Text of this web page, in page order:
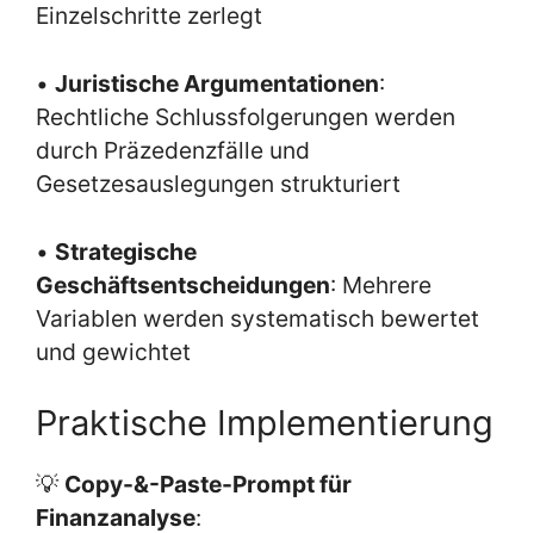
Einzelschritte zerlegt
• Juristische Argumentationen:
Rechtliche Schlussfolgerungen werden
durch Präzedenzfälle und
Gesetzesauslegungen strukturiert
• Strategische
Geschäftsentscheidungen: Mehrere
Variablen werden systematisch bewertet
und gewichtet
Praktische Implementierung
💡 Copy-&-Paste-Prompt für
Finanzanalyse: